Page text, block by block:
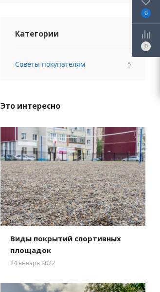
Категории
Советы покупателям 5
Это интересно
Виды покрытий спортивных
площадок
24 января 2022
0
0